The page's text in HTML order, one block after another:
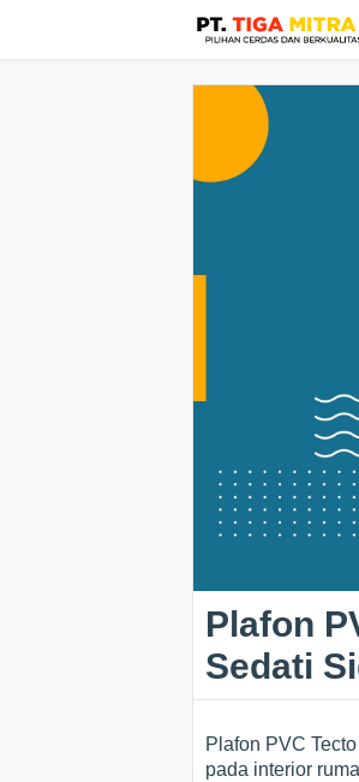
Plafon
Sedati
Plafon PVC
pada interior